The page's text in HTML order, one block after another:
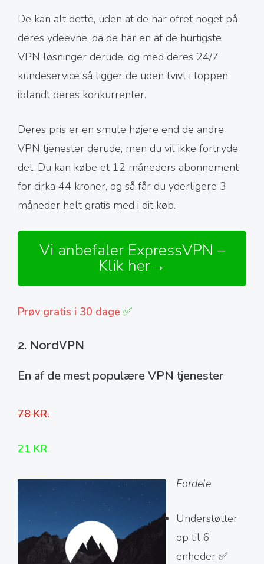
De kan alt dette, uden at de har ofret noget på
deres ydeevne, da de har en af de hurtigste
VPN løsninger derude, og med deres 24/7
kundeservice så ligger de uden tvivl i toppen
iblandt deres konkurrenter.
Deres pris er en smule højere end de andre
VPN tjenester derude, men du vil ikke fortryde
det. Du kan købe et 12 måneders abonnement
for cirka 44 kroner, og så får du yderligere 3
måneder helt gratis med i dit køb.
Vi anbefaler ExpressVPN –
Klik her→
Prøv gratis i 30 dage ✅
2. NordVPN
En af de mest populære VPN tjenester
78 KR.
21 KR.
Fordele:
Understøtter
op til 6
enheder ✅